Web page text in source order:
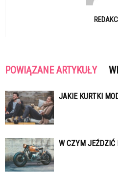
POWIĄZANE ARTYKUŁY
JAKIE KURTKI
W CZYM JEŹDZIĆ